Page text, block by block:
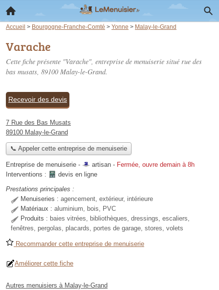
Accueil > Bourgogne-Franche-Comté > Yonne > Malay-le-Grand
Varache
Cette fiche présente "Varache", entreprise de menuiserie situé rue des
bas musats, 89100 Malay-le-Grand.
Recevoir des devis
7 Rue des Bas Musats
89100 Malay-le-Grand
📞 Appeler cette entreprise de menuiserie
Entreprise de menuiserie - artisan - Fermée, ouvre demain à 8h
Interventions :
devis en ligne
Prestations principales :
Menuiseries : agencement, extérieur, intérieure
Matériaux : aluminium, bois, PVC
Produits : baies vitrées, bibliothèques, dressings, escaliers,
fenêtres, pergolas, placards, portes de garage, stores, volets
Recommander cette entreprise de menuiserie
Améliorer cette fiche
Autres menuisiers à Malay-le-Grand